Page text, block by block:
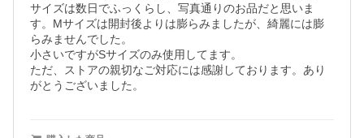
サイズは数日でふっくらし、写真通りのお品だと思いま
す。Mサイズは開封後よりは膨らみましたが、綺麗には膨
らみませんでした。
小さいですがSサイズのみ使用してます。
ただ、ストアの親切なご対応には感謝しております。あり
がとうございました。